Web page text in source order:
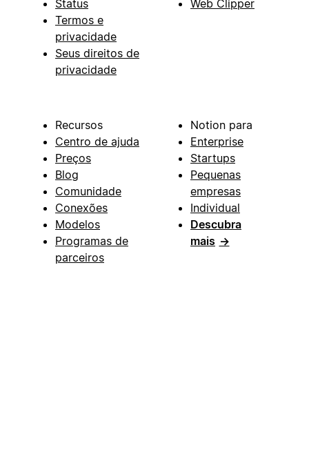
Status
Termos e
privacidade
Seus direitos de
privacidade
Web Clipper
Recursos
Centro de ajuda
Preços
Blog
Comunidade
Conexões
Modelos
Programas de
parceiros
Notion para
Enterprise
Startups
Pequenas
empresas
Individual
Descubra
mais →